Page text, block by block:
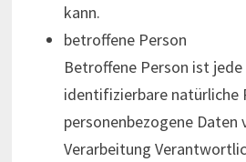
kann.
betroffene Person
Betroffene Person ist
identifizierbare natürliche
personenbezogene Daten
Verarbeitung